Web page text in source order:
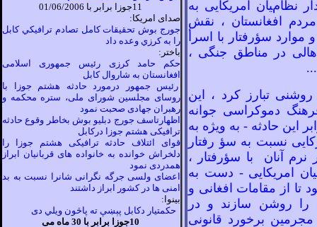
نظاميان امريکايی به
افغانستان ، نقش
موارد سؤرفتار با اسرأ
اهالی در مناطق جنگی ،
تبارز کرد ، اين
دموکراسی جوانه
اين حادثه - به ويژه به
نسبت به سؤ رفتار
نرم آنان با سؤرفتار
،
امريکايی - دست به
تا از مقامات افغانی و
را روشن سازند و در
برخورد قانونی
صدای امريکا:
جورج بوش تحقيقات کامل تصادم ترافيکي کابل
را به کرزي وعده داد
باختر:
حکم حامد کرزی رئیس جمهوری اسلامی
افغانستان به شاروال کابل
رئیس جمهور درمورد حادثه هشتم جوزا با
روسای مجلسین شورای ملی، ستره محکمه و
رهبران جهادی صحبت نمود
اظهارتاسف جورج دبلیو بوش بخاطر وقوع حادثه
ترافیکی هشتم جوزا درکابل
قوای ائتلاف حادثه ترافیکی هشتم جوزا را
دلخراش خوانده به خانواده های قربانیان ابراز
همدردی نمود
اعضای ولسی جرگه نگرانی شانرا نسبت به بد
امنی ها در کشور ابراز داشتند
بينوا:
حکمتيار دکابل پېښې ته پاڅون ويلي دى